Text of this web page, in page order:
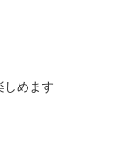
めます